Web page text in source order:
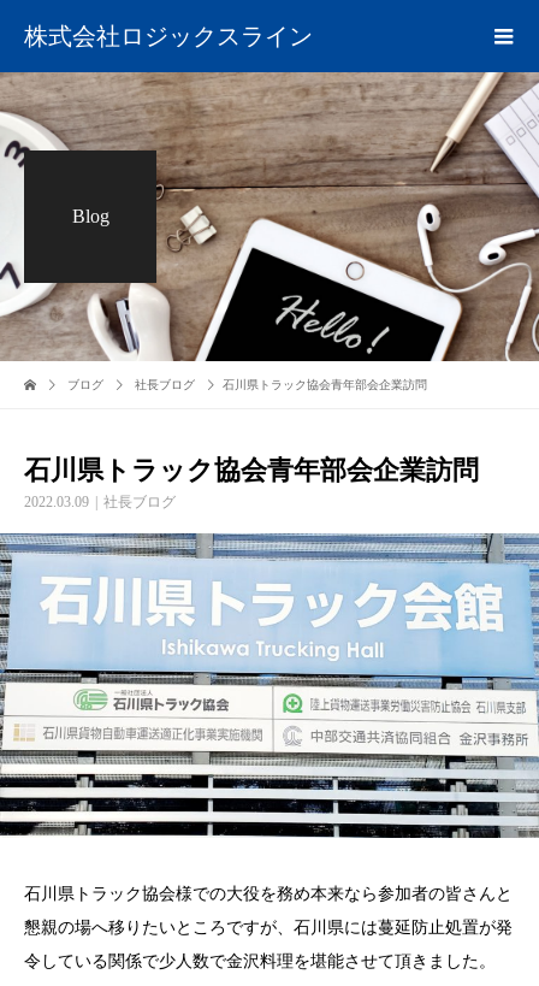
株式会社ロジックスライン
Blog
ブログ 社長ブログ 石川県トラック協会青年部会企業訪問
石川県トラック協会青年部会企業訪問
2022.03.09 社長ブログ
石川県トラック協会様での大役を務め本来なら参加者の皆さんと
懇親の場へ移りたいところですが、石川県には蔓延防止処置が発
令している関係で少人数で金沢料理を堪能させて頂きました。